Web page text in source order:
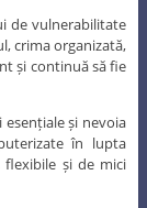
de vulnerabilitate
crima organizată,
și continuă să fie
și nevoia
în lupta
flexibile și de mici